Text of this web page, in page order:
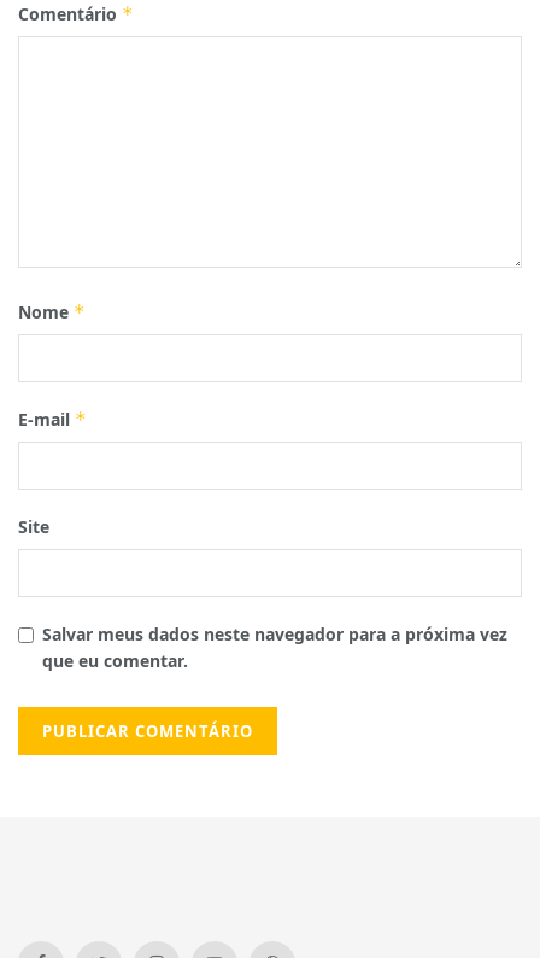
Comentário *
Nome *
E-mail *
Site
Salvar meus dados neste navegador para a próxima vez
que eu comentar.